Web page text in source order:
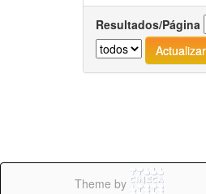
Resultados/Página
Theme by